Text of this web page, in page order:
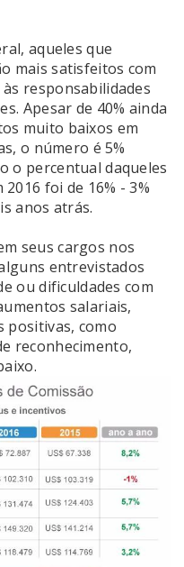
aqueles que
mais satisfeitos com
responsabilidades
Apesar de 40% ainda
muito baixos em
o número é 5%
o percentual daqueles
foi de 16% - 3%
anos atrás.
seus cargos nos
entrevistados
ou dificuldades com
salariais,
positivas, como
reconhecimento,